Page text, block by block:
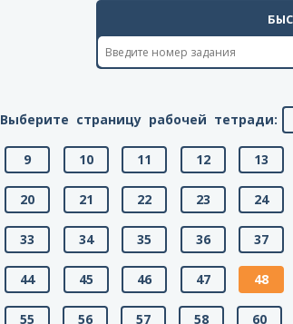
Выберите страницу рабочей тетради:
9 10 11 12 13
20 21 22 23 24
33 34 35 36 37
44 45 46 47 48
55 56 57 58 60